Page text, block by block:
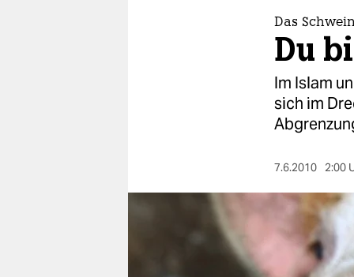
berlin
Das
Du
Im Islam
sich im
7.6.2010 2:00